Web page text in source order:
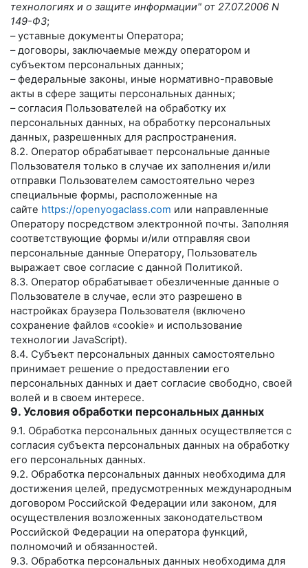
технологиях и о защите информации" от 27.07.2006 N
149-ФЗ;
– уставные документы Оператора;
– договоры, заключаемые между оператором и
субъектом персональных данных;
– федеральные законы, иные нормативно-правовые
акты в сфере защиты персональных данных;
– согласия Пользователей на обработку их
персональных данных, на обработку персональных
данных, разрешенных для распространения.
8.2. Оператор обрабатывает персональные данные
Пользователя только в случае их заполнения и/или
отправки Пользователем самостоятельно через
специальные формы, расположенные на
сайте https://openyogaclass.com или направленные
Оператору посредством электронной почты. Заполняя
соответствующие формы и/или отправляя свои
персональные данные Оператору, Пользователь
выражает свое согласие с данной Политикой.
8.3. Оператор обрабатывает обезличенные данные о
Пользователе в случае, если это разрешено в
настройках браузера Пользователя (включено
сохранение файлов «cookie» и использование
технологии JavaScript).
8.4. Субъект персональных данных самостоятельно
принимает решение о предоставлении его
персональных данных и дает согласие свободно, своей
волей и в своем интересе.
9. Условия обработки персональных данных
9.1. Обработка персональных данных осуществляется с
согласия субъекта персональных данных на обработку
его персональных данных.
9.2. Обработка персональных данных необходима для
достижения целей, предусмотренных международным
договором Российской Федерации или законом, для
осуществления возложенных законодательством
Российской Федерации на оператора функций,
полномочий и обязанностей.
9.3. Обработка персональных данных необходима для